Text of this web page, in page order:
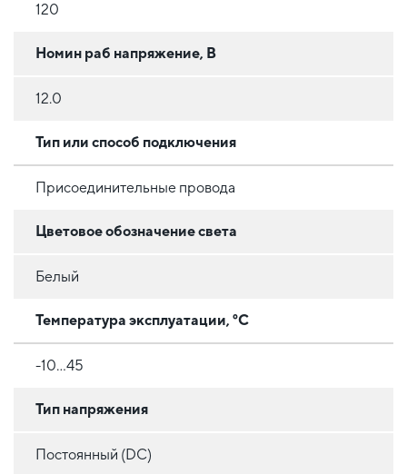
120
Номин раб напряжение, В
12.0
Тип или способ подключения
Присоединительные провода
Цветовое обозначение света
Белый
Температура эксплуатации, °C
-10...45
Тип напряжения
Постоянный (DC)